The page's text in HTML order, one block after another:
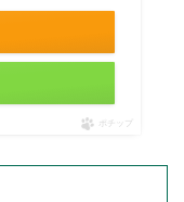
ポチップ